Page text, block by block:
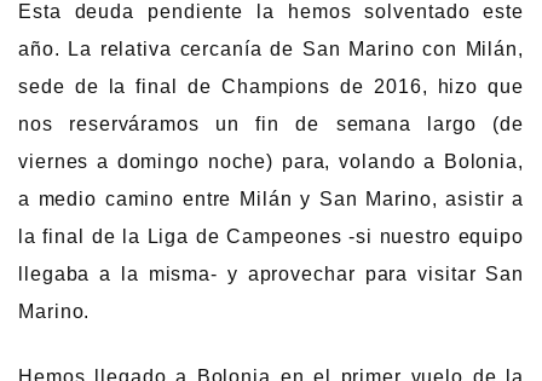
Esta deuda pendiente la hemos solventado este
año. La relativa cercanía de San Marino con Milán,
sede de la final de Champions de 2016, hizo que
nos reserváramos un fin de semana largo (de
viernes a domingo noche) para, volando a Bolonia,
a medio camino entre Milán y San Marino, asistir a
la final de la Liga de Campeones -si nuestro equipo
llegaba a la misma- y aprovechar para visitar San
Marino.
Hemos llegado a Bolonia en el primer vuelo de la